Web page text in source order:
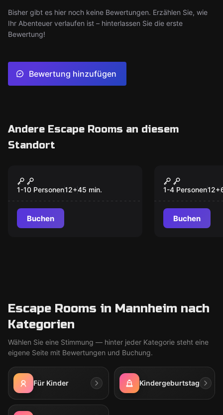
Bisher gibt es hier noch keine Bewertungen. Erzählen Sie, wie
Ihr Abenteuer verlaufen ist – hinterlassen Sie die erste
Bewertung!
Bewertung hinzufügen
Andere Escape Rooms an diesem
Standort
Standard Smash
1-10 Personen12+45 min.
Buchen
Full
1-4 Personen12+
Buchen
Escape Rooms in Mannheim nach
Kategorien
Wählen Sie eine Stimmung — hinter jeder Kategorie steht eine
eigene Seite mit Bewertungen und Buchung.
Für Kinder Kindergeburtstag